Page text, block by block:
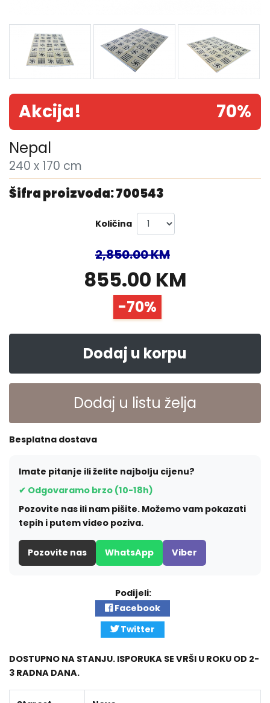
Akcija! 70%
Nepal
240 x 170 cm
Šifra proizvoda: 700543
Količina
2,850.00 KM
855.00 KM
-70%
Dodaj u korpu
Dodaj u listu želja
Besplatna dostava
Imate pitanje ili želite najbolju cijenu?
✔ Odgovaramo brzo (10-18h)
Pozovite nas ili nam pišite. Možemo vam pokazati
tepih i putem video poziva.
Pozovite nas WhatsApp Viber
Podijeli:
Facebook
Twitter
DOSTUPNO NA STANJU. ISPORUKA SE VRŠI U ROKU OD 2-
3 RADNA DANA.